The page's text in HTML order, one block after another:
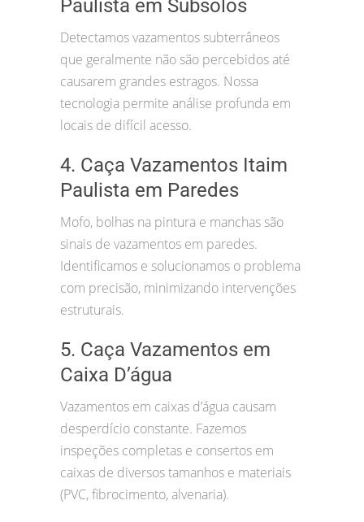
Paulista em Subsolos
Detectamos vazamentos subterrâneos
que geralmente não são percebidos até
causarem grandes estragos. Nossa
tecnologia permite análise profunda em
locais de difícil acesso.
4. Caça Vazamentos Itaim
Paulista em Paredes
Mofo, bolhas na pintura e manchas são
sinais de vazamentos em paredes.
Identificamos e solucionamos o problema
com precisão, minimizando intervenções
estruturais.
5. Caça Vazamentos em
Caixa D’água
Vazamentos em caixas d’água causam
desperdício constante. Fazemos
inspeções completas e consertos em
caixas de diversos tamanhos e materiais
(PVC, fibrocimento, alvenaria).